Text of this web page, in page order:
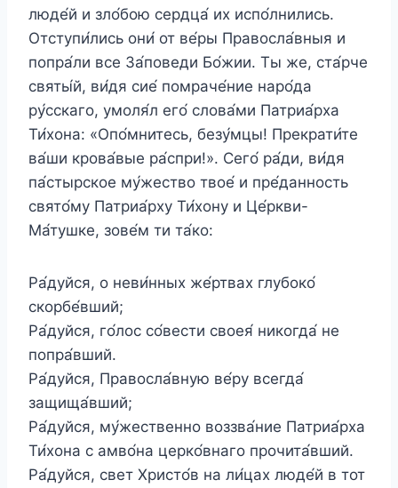
люде́й и зло́бою сердца́ их испо́лнились.
Отступи́лись они́ от ве́ры Правосла́вныя и
попра́ли все За́поведи Бо́жии. Ты же, ста́рче
святы́й, ви́дя сие́ помраче́ние наро́да
ру́сскаго, умоля́л его́ слова́ми Патриа́рха
Ти́хона: «Опо́мнитесь, безу́мцы! Прекрати́те
ва́ши крова́вые ра́спри!». Сего́ ра́ди, ви́дя
па́стырское му́жество твое́ и пре́данность
свято́му Патриа́рху Ти́хону и Це́ркви-
Ма́тушке, зове́м ти та́ко:
Ра́дуйся, о неви́нных же́ртвах глубоко́
скорбе́вший;
Ра́дуйся, го́лос со́вести своея́ никогда́ не
попра́вший.
Ра́дуйся, Правосла́вную ве́ру всегда́
защища́вший;
Ра́дуйся, му́жественно воззва́ние Патриа́рха
Ти́хона с амво́на церко́внаго прочита́вший.
Ра́дуйся, свет Христо́в на ли́цах люде́й в тот